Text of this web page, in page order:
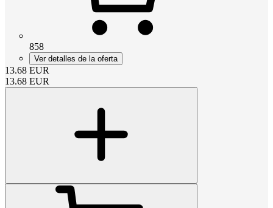
858
Ver detalles de la oferta
13.68 EUR
13.68 EUR